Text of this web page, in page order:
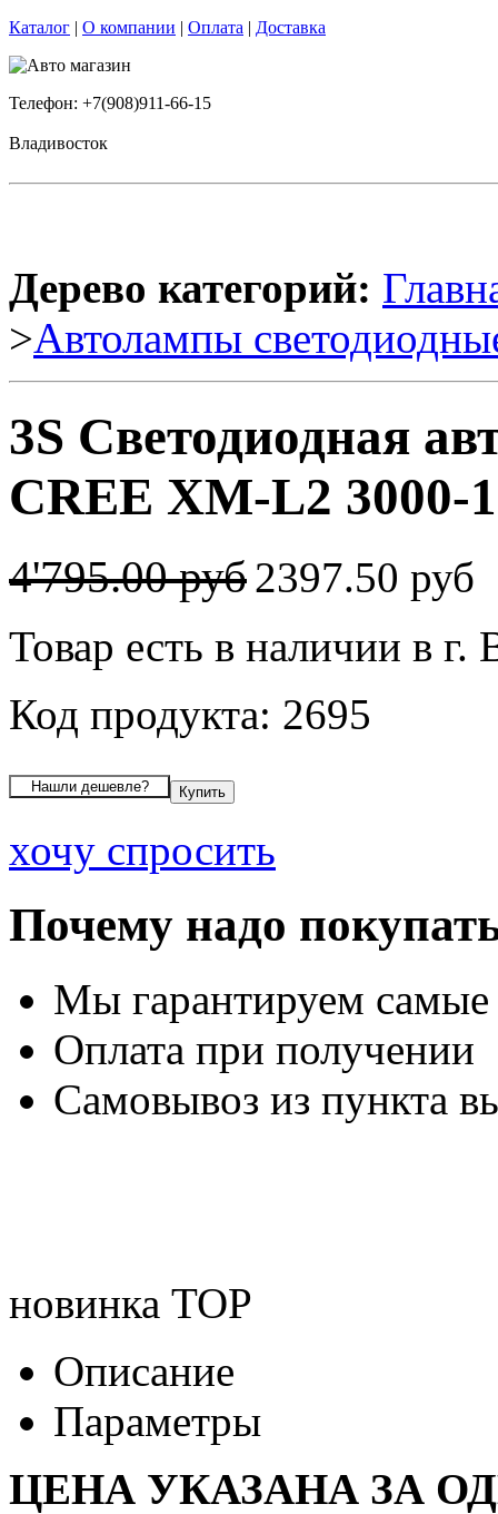
Каталог | О компании | Оплата | Доставка
Телефон: +7(908)911-66-15
Владивосток
Дерево категорий:
>Автолампы
3S Светодиодная
CREE XM-L2 3000-
4'795.00 руб2397.50 руб
Товар есть в наличии в г.
Код продукта: 2695
хочу спросить
Почему надо
Мы гарантируем
Оплата при получении
Самовывоз из пункта
новинка TOP
Описание
Параметры
ЦЕНА УКАЗАНА ЗА